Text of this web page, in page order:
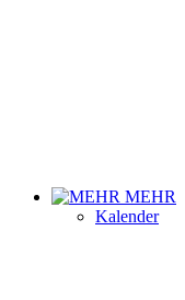
MEHR
Kalender